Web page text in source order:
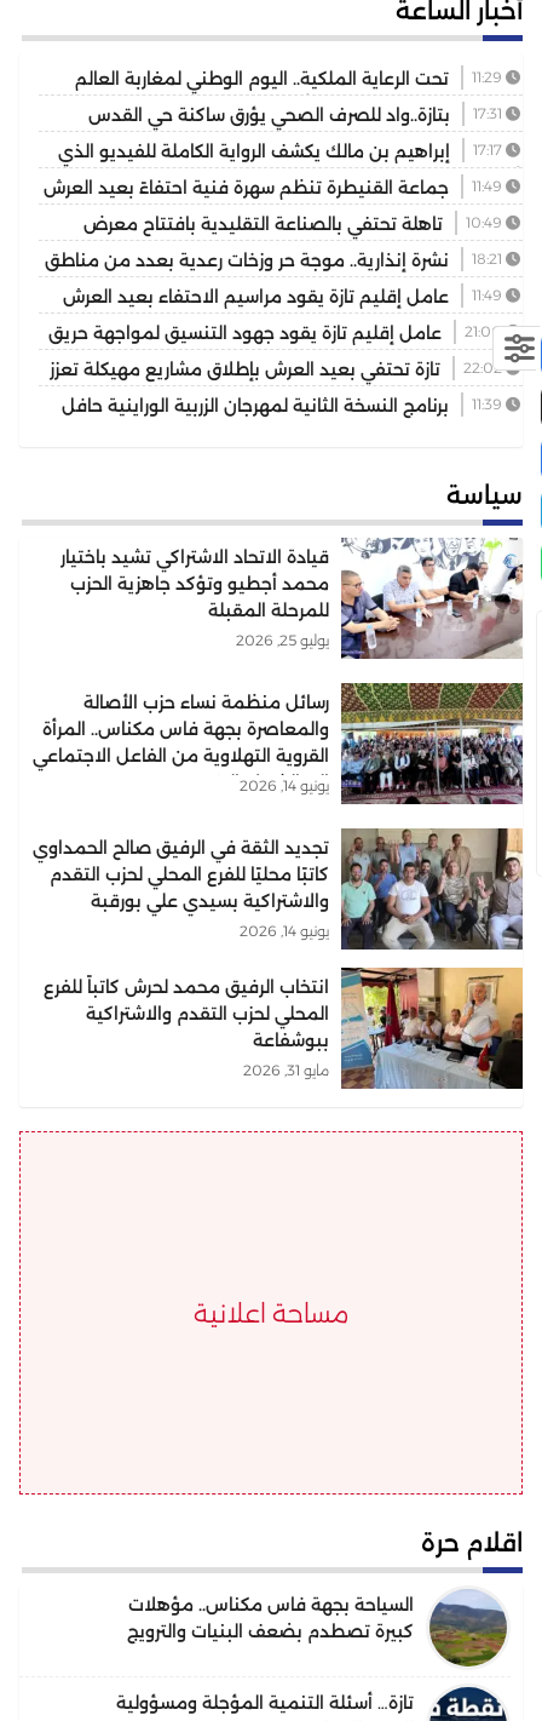
أخبار الساعة
تحت الرعاية الملكية.. اليوم الوطني لمغاربة العالم
يكرس دور الجالية في خدمة أوراش 2030
بتازة..واد للصرف الصحي يؤرق ساكنة حي القدس
والمسيرة 2 ويهدد الصحة العامةإبراهيم بن مالك يكشف الرواية الكاملة للفيديو الذي
أشعل مواقع التواصل
جماعة القنيطرة تنظم سهرة فنية احتفاءً بعيد العرش
المجيد
تاهلة تحتفي بالصناعة التقليدية بافتتاح معرض
للمنتوجات المحلية بمشاركة عارضين من مختلف جهات المملكة
نشرة إنذارية.. موجة حر وزخات رعدية بعدد من مناطق
المملكة عامل إقليم تازة يقود مراسيم الاحتفاء بعيد العرش
ويكرم موظفين بتوشيحات ملكية
21:00
عامل إقليم تازة يقود جهود التنسيق لمواجهة حريق
غابوي بتغزراتين
22:02
تازة تحتفي بعيد العرش بإطلاق مشاريع مهيكلة تعزز
التنمية المجاليةبرنامج النسخة الثانية لمهرجان الزربية الوراينية حافل
سياسة
قيادة الاتحاد الاشتراكي تشيد باختيار
محمد أجطيو وتؤكد جاهزية الحزب
للمرحلة المقبلة
يوليو 25, 2026
رسائل منظمة نساء حزب الأصالة
والمعاصرة بجهة فاس مكناس.. المرأة
القروية التهلاوية من الفاعل الاجتماعي
إلى الشريك التنموي..
يونيو 14, 2026
تجديد الثقة في الرفيق صالح الحمداوي
كاتبًا محليًا للفرع المحلي لحزب التقدم
والاشتراكية بسيدي علي بورقبة
يونيو 14, 2026
انتخاب الرفيق محمد لحرش كاتباً للفرع
المحلي لحزب التقدم والاشتراكية
ببوشفاعة
مايو 31, 2026
مساحة اعلانية
اقلام حرة
السياحة بجهة فاس مكناس.. مؤهلات
كبيرة تصطدم بضعف البنيات والترويج
تازة… أسئلة التنمية المؤجلة ومسؤولية